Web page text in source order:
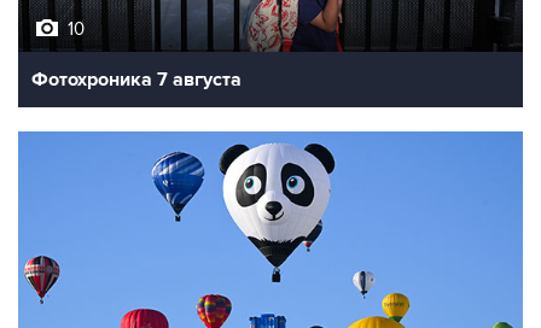
10
Фотохроника 7 августа